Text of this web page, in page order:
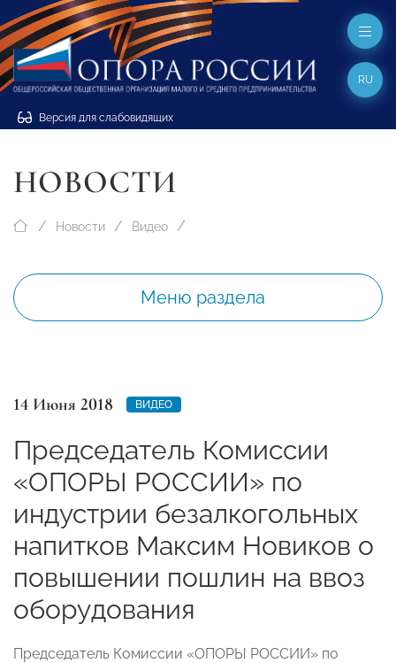
Версия для слабовидящих
RU
НОВОСТИ
Новости Видео
Меню раздела
14 Июня 2018 ВИДЕО
Председатель Комиссии
«ОПОРЫ РОССИИ» по
индустрии безалкогольных
напитков Максим Новиков о
повышении пошлин на ввоз
оборудования
Председатель Комиссии «ОПОРЫ РОССИИ» по